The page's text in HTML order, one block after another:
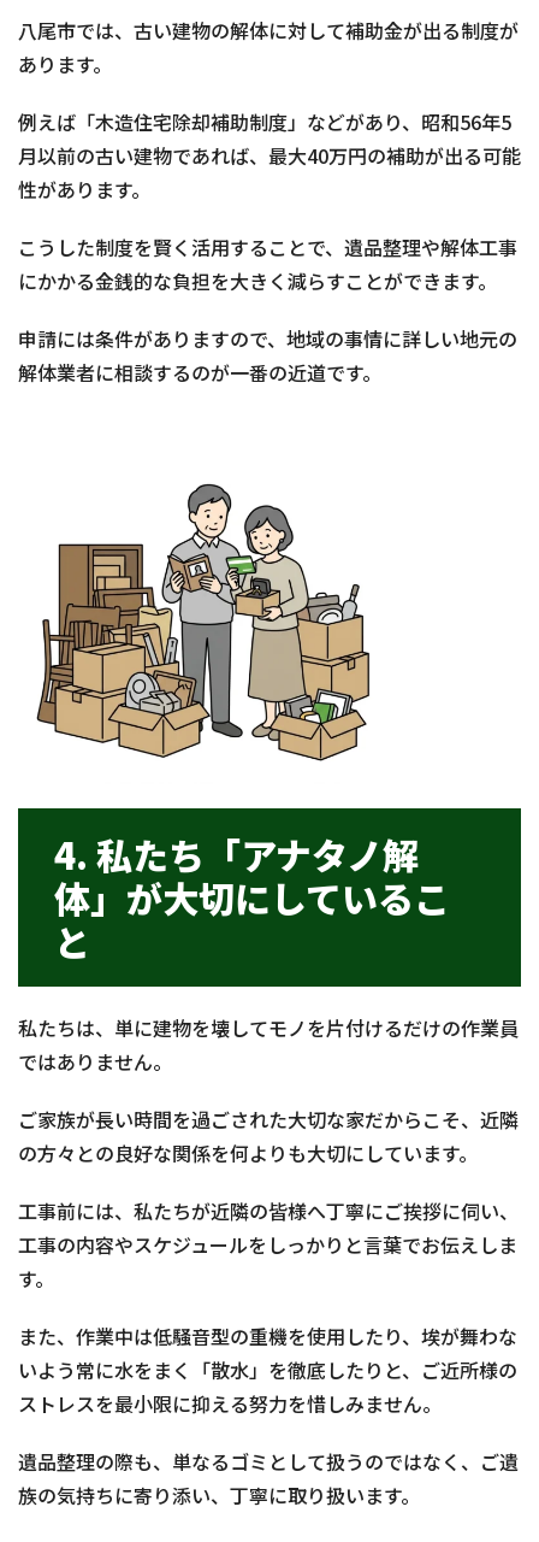
八尾市では、古い建物の解体に対して補助金が出る制度が
あります。
例えば「木造住宅除却補助制度」などがあり、昭和56年5
月以前の古い建物であれば、最大40万円の補助が出る可能
性があります。
こうした制度を賢く活用することで、遺品整理や解体工事
にかかる金銭的な負担を大きく減らすことができます。
申請には条件がありますので、地域の事情に詳しい地元の
解体業者に相談するのが一番の近道です。
4. 私たち「アナタノ解
体」が大切にしているこ
と
私たちは、単に建物を壊してモノを片付けるだけの作業員
ではありません。
ご家族が長い時間を過ごされた大切な家だからこそ、近隣
の方々との良好な関係を何よりも大切にしています。
工事前には、私たちが近隣の皆様へ丁寧にご挨拶に伺い、
工事の内容やスケジュールをしっかりと言葉でお伝えしま
す。
また、作業中は低騒音型の重機を使用したり、埃が舞わな
いよう常に水をまく「散水」を徹底したりと、ご近所様の
ストレスを最小限に抑える努力を惜しみません。
遺品整理の際も、単なるゴミとして扱うのではなく、ご遺
族の気持ちに寄り添い、丁寧に取り扱います。